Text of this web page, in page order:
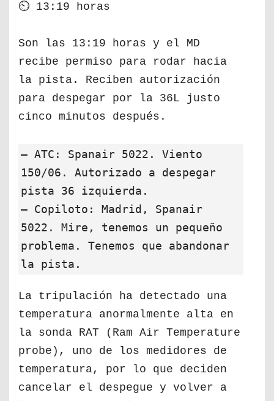
⏲ 13:19 horas
Son las 13:19 horas y el MD
recibe permiso para rodar hacia
la pista. Reciben autorización
para despegar por la 36L justo
cinco minutos después.
— ATC: Spanair 5022. Viento
150/06. Autorizado a despegar
pista 36 izquierda.
— Copiloto: Madrid, Spanair
5022. Mire, tenemos un pequeño
problema. Tenemos que abandonar
la pista.
La tripulación ha detectado una
temperatura anormalmente alta en
la sonda RAT (Ram Air Temperature
probe), uno de los medidores de
temperatura, por lo que deciden
cancelar el despegue y volver a